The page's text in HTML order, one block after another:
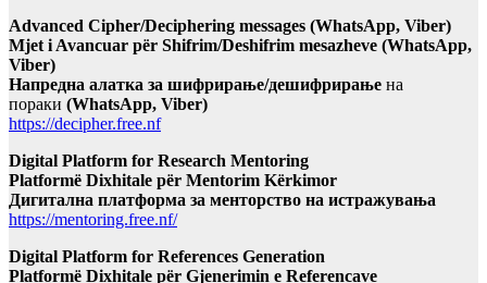
Advanced Cipher/Deciphering messages (WhatsApp, Viber)
Mjet i Avancuar për Shifrim/Deshifrim mesazheve (WhatsApp,
Viber)
Напредна алатка за шифрирање/дешифрирање на
пораки (WhatsApp, Viber)
https://decipher.free.nf
Digital Platform for Research Mentoring
Platformë Dixhitale për Mentorim Kërkimor
Дигитална платформа за менторство на истражувања
https://mentoring.free.nf/
Digital Platform for References Generation
Platformë Dixhitale për Gjenerimin e Referencave